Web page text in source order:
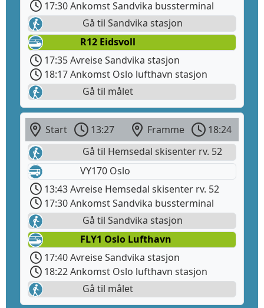
17:30 Ankomst Sandvika bussterminal
Gå til Sandvika stasjon
R12 Eidsvoll
17:35 Avreise Sandvika stasjon
18:17 Ankomst Oslo lufthavn stasjon
Gå til målet
Start 13:27 Framme
18:24
Gå til Hemsedal skisenter rv. 52
VY170 Oslo
13:43 Avreise Hemsedal skisenter rv. 52
17:30 Ankomst Sandvika bussterminal
Gå til Sandvika stasjon
FLY1 Oslo Lufthavn
17:40 Avreise Sandvika stasjon
18:22 Ankomst Oslo lufthavn stasjon
Gå til målet